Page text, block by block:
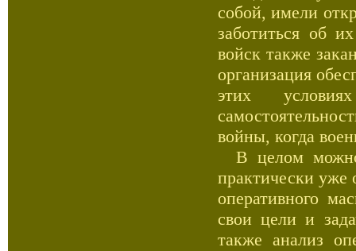
собой, имели
заботиться об
войск также
организация
этих
войны, когда
В целом можно
практически уже
оперативного
свои цели и
также анализ